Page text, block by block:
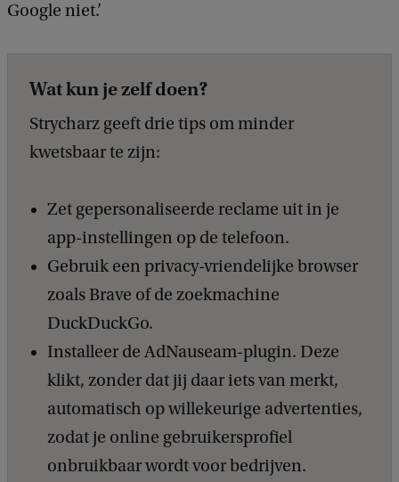
Google niet.’
Wat kun je zelf doen?
Strycharz geeft drie tips om minder
kwetsbaar te zijn:
Zet gepersonaliseerde reclame uit in je
app-instellingen op de telefoon.
Gebruik een privacy-vriendelijke browser
zoals Brave of de zoekmachine
DuckDuckGo.
Installeer de AdNauseam-plugin. Deze
klikt, zonder dat jij daar iets van merkt,
automatisch op willekeurige advertenties,
zodat je online gebruikersprofiel
onbruikbaar wordt voor bedrijven.